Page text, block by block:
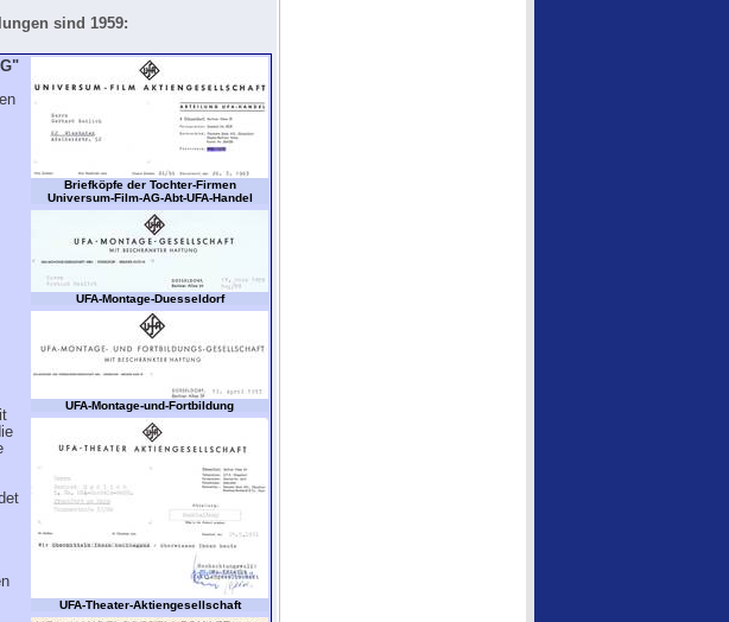
sind 1959:
Briefköpfe der Tochter-Firmen
Universum-Film-AG-Abt-UFA-Handel
UFA-Montage-Duesseldorf
UFA-Montage-und-Fortbildung
UFA-Theater-Aktiengesellschaft